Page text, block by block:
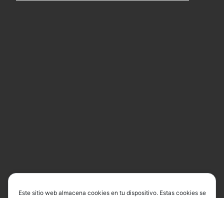
Este sitio web almacena cookies en tu dispositivo. Estas cookies se